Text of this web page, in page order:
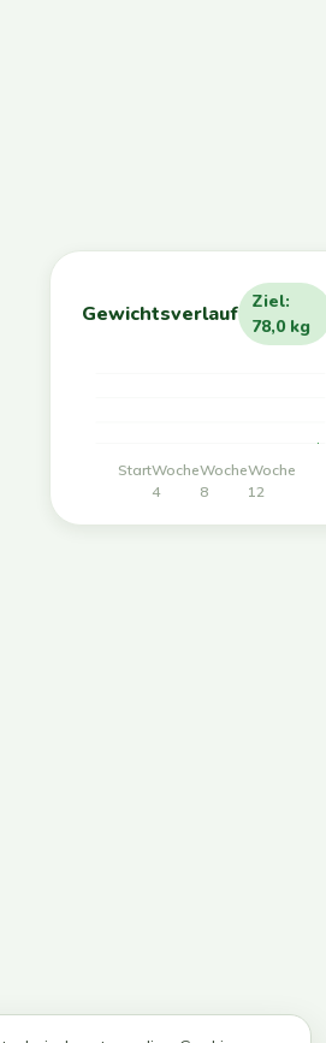
Gewichtsverlauf
Ziel:
78,0 kg
StartWoche
4
Woche
8
Woche
12